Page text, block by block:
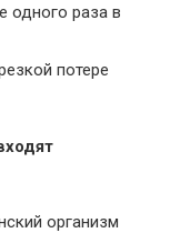
одного раза в
потере
организм